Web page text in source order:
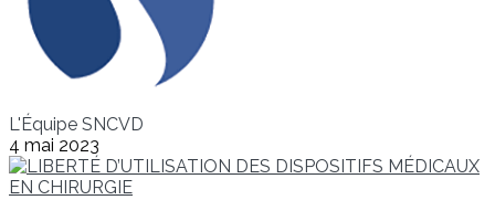
L'Équipe SNCVD
4 mai 2023